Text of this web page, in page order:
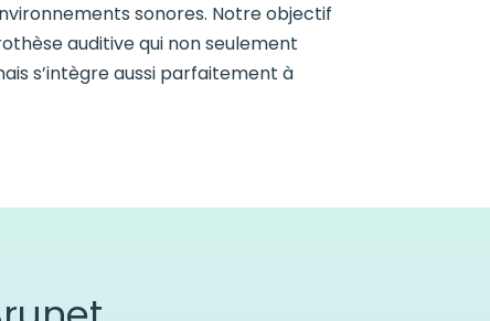
sonores. Notre objectif
auditive qui non seulement
s’intègre aussi parfaitement à